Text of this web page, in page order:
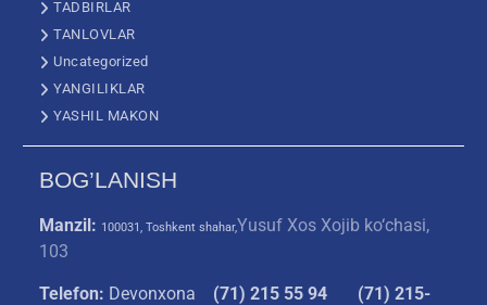
TADBIRLAR
TANLOVLAR
Uncategorized
YANGILIKLAR
YASHIL MAKON
BOG’LANISH
Manzil: 100031, Toshkent shahar,Yusuf Xos Xojib ko‘chasi,
103
Telefon: Devonxona (71) 215 55 94
(71) 215-